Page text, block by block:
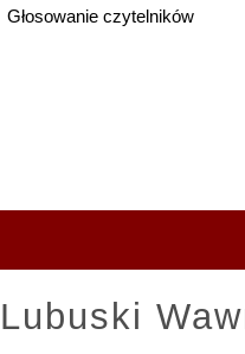
Głosowanie czytelników
Lubuski